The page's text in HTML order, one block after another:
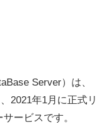
Server）は、
2021年1月に正式リ
ービスです。